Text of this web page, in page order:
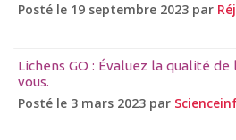
Posté le 19 septembre 2023 par
Lichens GO : Évaluez la qualité de
vous.
Posté le 3 mars 2023 par